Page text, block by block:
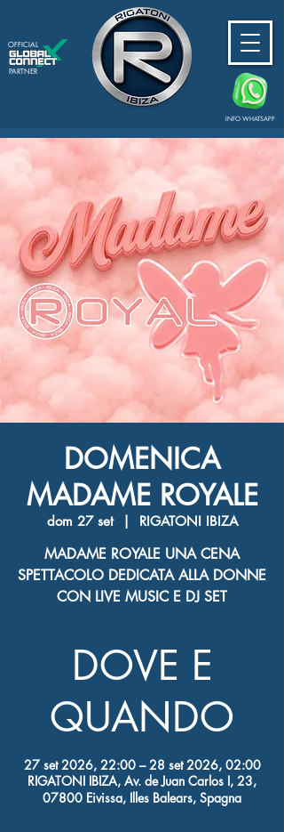
PARTNER
OFFICIAL
INFO WHATSAPP
DOMENICA
MADAME ROYALE
dom 27 set
  |
RIGATONI IBIZA
MADAME ROYALE UNA CENA
SPETTACOLO DEDICATA ALLA DONNE
CON LIVE MUSIC E DJ SET
DOVE E
QUANDO
27 set 2026, 22:00 – 28 set 2026, 02:00
RIGATONI IBIZA, Av. de Juan Carlos I, 23,
07800 Eivissa, Illes Balears, Spagna